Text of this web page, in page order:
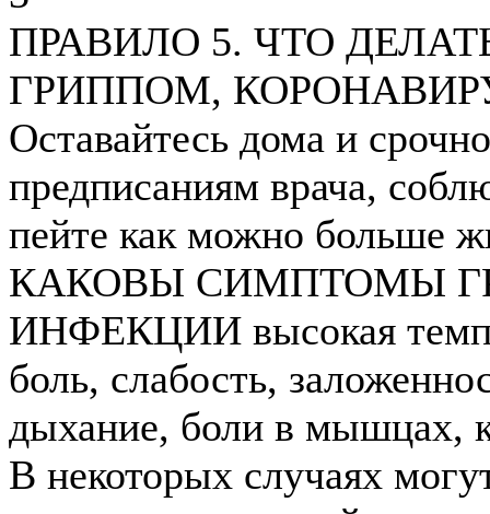
ПРАВИЛО 5. ЧТО
ГРИППОМ,
Оставайтесь дома и
предписаниям врача,
пейте как можно больше
КАКОВЫ СИМПТОМЫ
ИНФЕКЦИИ высокая
боль, слабость,
дыхание, боли в мышцах,
В некоторых случаях